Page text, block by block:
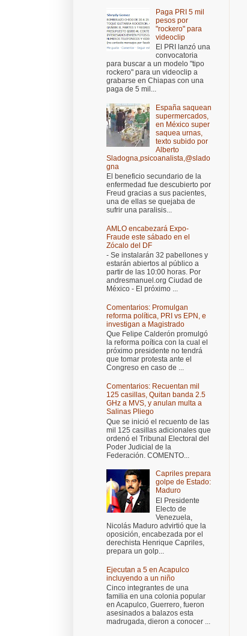
Paga PRI 5 mil
pesos por
"rockero" para
videoclip
El PRI lanzó una
convocatoria
para buscar a un modelo "tipo
rockero" para un videoclip a
grabarse en Chiapas con una
paga de 5 mil...
España saquean
supermercados,
en México super
saquea urnas,
texto subido por
Alberto
Sladogna,psicoanalista,@slado
gna
El beneficio secundario de la
enfermedad fue descubierto por
Freud gracias a sus pacientes,
una de ellas se quejaba de
sufrir una paralisis...
AMLO encabezará Expo-
Fraude este sábado en el
Zócalo del DF
- Se instalarán 32 pabellones y
estarán abiertos al público a
partir de las 10:00 horas. Por
andresmanuel.org Ciudad de
México - El próximo ...
Comentarios: Promulgan
reforma política, PRI vs EPN, e
investigan a Magistrado
Que Felipe Calderón promulgó
la reforma poítica con la cual el
próximo presidente no tendrá
que tomar protesta ante el
Congreso en caso de ...
Comentarios: Recuentan mil
125 casillas, Quitan banda 2.5
GHz a MVS, y anulan multa a
Salinas Pliego
Que se inició el recuento de las
mil 125 casillas adicionales que
ordenó el Tribunal Electoral del
Poder Judicial de la
Federación. COMENTO...
Capriles prepara
golpe de Estado:
Maduro
El Presidente
Electo de
Venezuela,
Nicolás Maduro advirtió que la
oposición, encabezada por el
derechista Henrique Capriles,
prepara un golp...
Ejecutan a 5 en Acapulco
incluyendo a un niño
Cinco integrantes de una
familia en una colonia popular
en Acapulco, Guerrero, fueron
asesinados a balazos esta
madrugada, dieron a conocer ...